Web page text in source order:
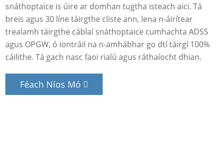
snáthoptaice is úire ar domhan tugtha isteach aici. Tá
breis agus 30 líne táirgthe cliste ann, lena n-áirítear
trealamh táirgthe cáblaí snáthoptaice cumhachta ADSS
agus OPGW, ó iontráil na n-amhábhar go dtí táirgí 100%
cáilithe. Tá gach nasc faoi rialú agus ráthaíocht dhian.
Féach Níos Mó